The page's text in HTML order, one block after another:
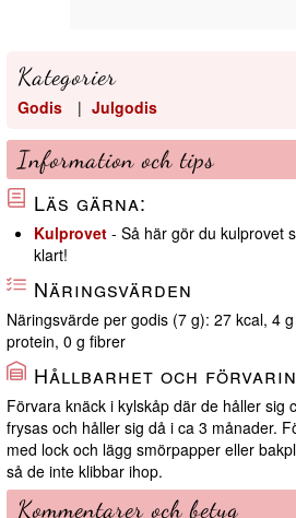
Kategorier
Godis | Julgodis
Information och tips
Läs gärna:
Kulprovet - Så här gör du kulprovet
klart!
Näringsvärden
Näringsvärde per godis (7 g): 27 kcal, 4
protein, 0 g fibrer
Hållbarhet och
Förvara knäck i kylskåp där de håller sig
frysas och håller sig då i ca 3 månader.
med lock och lägg smörpapper eller
så de inte klibbar ihop.
Kommentarer och betyg